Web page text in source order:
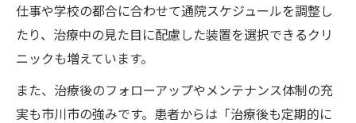
仕事や学校の都合に合わせて通院スケジュールを調整し
たり、治療中の見た目に配慮した装置を選択できるクリ
ニックも増えています。
また、治療後のフォローアップやメンテナンス体制の充
実も市川市の強みです。患者からは「治療後も定期的に